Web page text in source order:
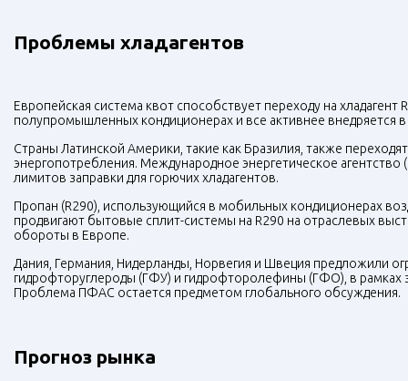
Проблемы хладагентов
Европейская система квот способствует переходу на
полупромышленных кондиционерах и все активнее внедряется
Страны Латинской Америки, такие как Бразилия, также
энергопотребления. Международное энергетическое
лимитов заправки для горючих хладагентов.
Пропан (R290), использующийся в мобильных кондиционерах
продвигают бытовые сплит-системы на R290 на отраслевых
обороты в Европе.
Дания, Германия, Нидерланды, Норвегия и Швеция предложили
гидрофторуглероды (ГФУ) и гидрофторолефины (ГФО), в рамках
Проблема ПФАС остается предметом глобального обсуждения.
Прогноз рынка